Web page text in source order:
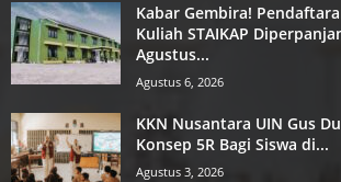
Kabar Gembira!
Kuliah STAIKAP
Agustus...
Agustus 6, 2026
KKN Nusantara UIN Gus
Konsep 5R Bagi Siswa di...
Agustus 3, 2026